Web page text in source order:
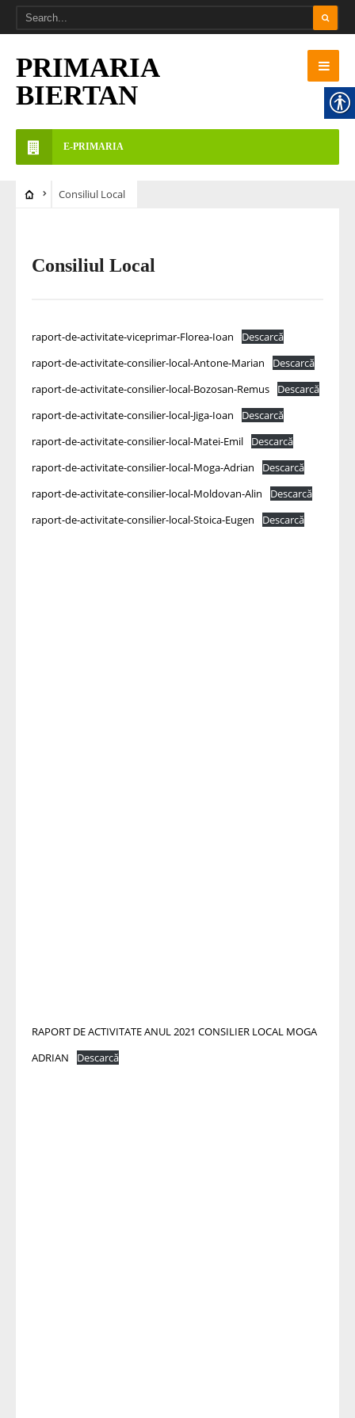
PRIMARIA
BIERTAN
E-PRIMARIA
Consiliul Local
Consiliul Local
raport-de-activitate-viceprimar-Florea-Ioan
Descarcă
raport-de-activitate-consilier-local-Antone-Marian
Descarcă
raport-de-activitate-consilier-local-Bozosan-Remus
Descarcă
raport-de-activitate-consilier-local-Jiga-Ioan
Descarcă
raport-de-activitate-consilier-local-Matei-Emil
Descarcă
raport-de-activitate-consilier-local-Moga-Adrian
Descarcă
raport-de-activitate-consilier-local-Moldovan-Alin
Descarcă
raport-de-activitate-consilier-local-Stoica-Eugen
Descarcă
RAPORT DE ACTIVITATE ANUL 2021 CONSILIER LOCAL MOGA
ADRIAN
Descarcă